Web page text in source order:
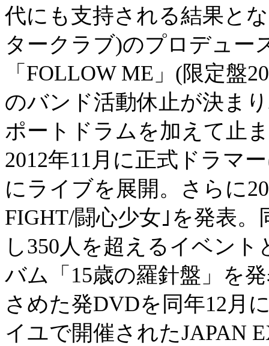
代にも支持される結果と
タークラブ)のプロデュー
「FOLLOW ME」(限定盤
のバンド活動休止が決ま
ポートドラムを加えて止
2012年11月に正式ドラマ
にライブを展開。さらに
FIGHT/闘心少女｣を発表
し350人を超えるイベン
バム「15歳の羅針盤」を
さめた発DVDを同年12月
イユで開催されたJAPAN